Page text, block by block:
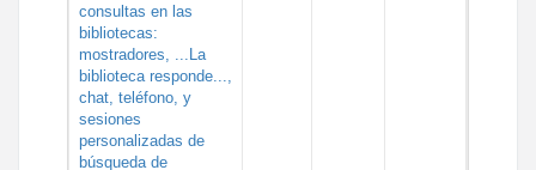
consultas en las
bibliotecas:
mostradores, ...La
biblioteca responde...,
chat, teléfono, y
sesiones
personalizadas de
búsqueda de